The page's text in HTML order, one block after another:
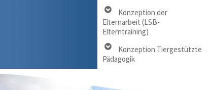
Konzeption der
Elternarbeit (LSB-
Elterntraining)
Konzeption Tiergestützte
Pädagogik